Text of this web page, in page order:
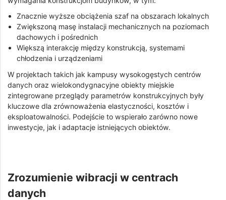
Znacznie wyższe obciążenia szaf na obszarach lokalnych
Zwiększoną masę instalacji mechanicznych na poziomach
dachowych i pośrednich
Większą interakcję między konstrukcją, systemami
chłodzenia i urządzeniami
W projektach takich jak kampusy wysokogęstych centrów
danych oraz wielokondygnacyjne obiekty miejskie
zintegrowane przeglądy parametrów konstrukcyjnych były
kluczowe dla zrównoważenia elastyczności, kosztów i
eksploatowalności. Podejście to wspierało zarówno nowe
inwestycje, jak i adaptacje istniejących obiektów.
Zrozumienie wibracji w centrach
danych